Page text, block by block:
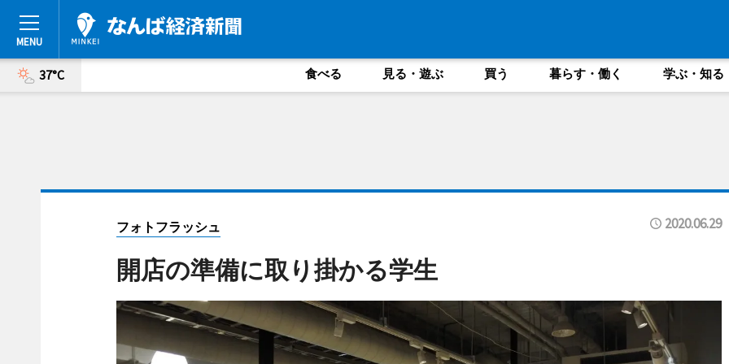
37°C 食べる 見る・遊ぶ 買う 暮らす・働く 学ぶ・知る
フォトフラッシュ 2020.06.29
開店の準備に取り掛かる学生